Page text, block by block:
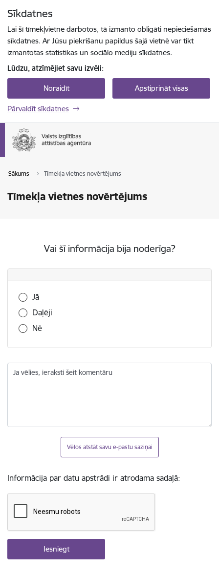
Sīkdatnes
Lai šī tīmekļvietne darbotos, tā izmanto obligāti nepieciešamās
sīkdatnes. Ar Jūsu piekrišanu papildus šajā vietnē var tikt
izmantotas statistikas un sociālo mediju sīkdatnes.
Lūdzu, atzīmējiet savu izvēli:
Noraidīt Apstiprināt visas
Pārvaldīt sīkdatnes
Sākums Tīmekļa vietnes novērtējums
Tīmekļa vietnes novērtējums
Vai šī informācija bija noderīga?
Vai šī informācija bija noderīga?
Jā
Daļēji
Nē
Ja vēlies, ieraksti šeit komentāru
Vēlos atstāt savu e-pastu saziņai
Informācija par datu apstrādi ir atrodama sadaļā: